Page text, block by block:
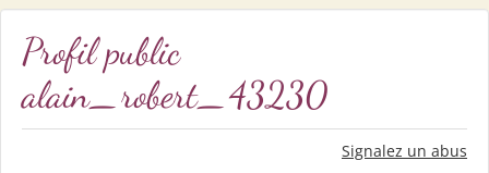
Profil public
alain_robert_43230
Signalez un abus